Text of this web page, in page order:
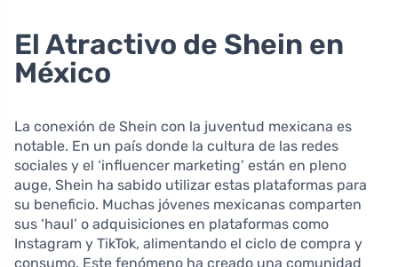
El Atractivo de Shein en
México
La conexión de Shein con la juventud mexicana es
notable. En un país donde la cultura de las redes
sociales y el ‘influencer marketing’ están en pleno
auge, Shein ha sabido utilizar estas plataformas para
su beneficio. Muchas jóvenes mexicanas comparten
sus ‘haul’ o adquisiciones en plataformas como
Instagram y TikTok, alimentando el ciclo de compra y
consumo. Este fenómeno ha creado una comunidad